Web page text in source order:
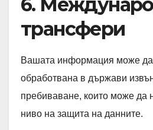
трансфери
Вашата информация може да
обработвана в държави
пребиваване, които може да
ниво на защита на данните.